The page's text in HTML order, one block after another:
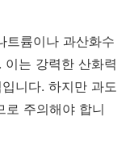
트륨이나 과산화수
는 강력한 산화력
니다. 하지만 과도
로 주의해야 합니